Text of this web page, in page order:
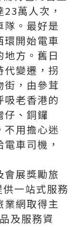
萬人次，
隊。最好是
環開始電車
方。舊日
代變遷，拐
街，由參茸
吸老香港的
仔、銅鑼
不用擔心迷
車司機，
會展獎勵旅
一站式服務
業網取得主
及服務資